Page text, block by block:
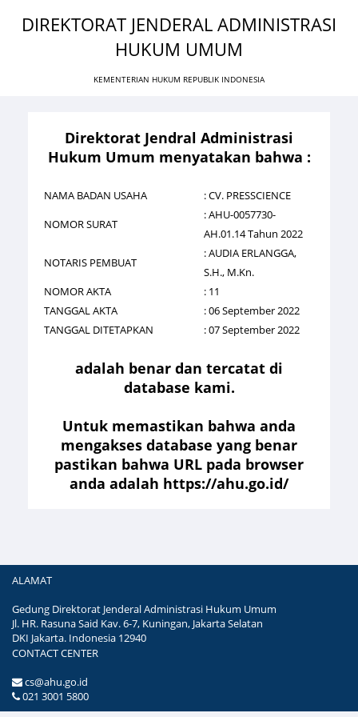
DIREKTORAT JENDERAL ADMINISTRASI
HUKUM UMUM
KEMENTERIAN HUKUM REPUBLIK INDONESIA
Direktorat Jendral Administrasi
Hukum Umum menyatakan bahwa :
NAMA BADAN USAHA
: CV. PRESSCIENCE
NOMOR SURAT
: AHU-0057730-
AH.01.14 Tahun 2022
NOTARIS PEMBUAT
: AUDIA ERLANGGA,
S.H., M.Kn.
NOMOR AKTA
: 11
TANGGAL AKTA
: 06 September 2022
TANGGAL DITETAPKAN
: 07 September 2022
adalah benar dan tercatat di
database kami.
Untuk memastikan bahwa anda
mengakses database yang benar
pastikan bahwa URL pada browser
anda adalah https://ahu.go.id/
ALAMAT
Gedung Direktorat Jenderal Administrasi Hukum Umum
Jl. HR. Rasuna Said Kav. 6-7, Kuningan, Jakarta Selatan
DKI Jakarta. Indonesia 12940
CONTACT CENTER
cs@ahu.go.id
021 3001 5800